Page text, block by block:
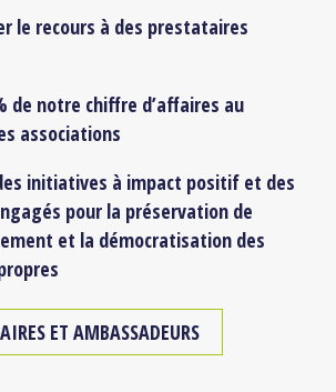
le recours à des prestataires
de notre chiffre d’affaires au
associations
initiatives à impact positif et des
pour la préservation de
et la démocratisation des
ET AMBASSADEURS